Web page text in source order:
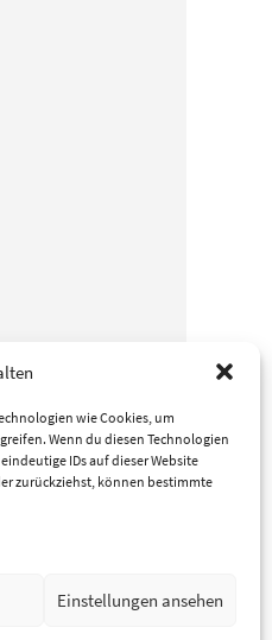
wie Cookies, um
Wenn du diesen Technologien
IDs auf dieser Website
zurückziehst, können bestimmte
Einstellungen ansehen